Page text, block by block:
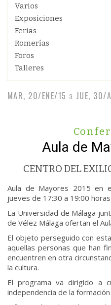
Varios
Exposiciones
Ferias
Romerías
Foros
Talleres
MAR, 20/ENE/15 a JUE, 30/
Aula de
CENTRO DEL
Aula de Mayores 2015 en
jueves de 17:30 a 19:00 horas
La Universidad de Málaga
de Vélez Málaga ofertan el
El objeto perseguido con
aquellas personas que han
encuentren en otra
la cultura.
El programa va dirigido a
independencia de la